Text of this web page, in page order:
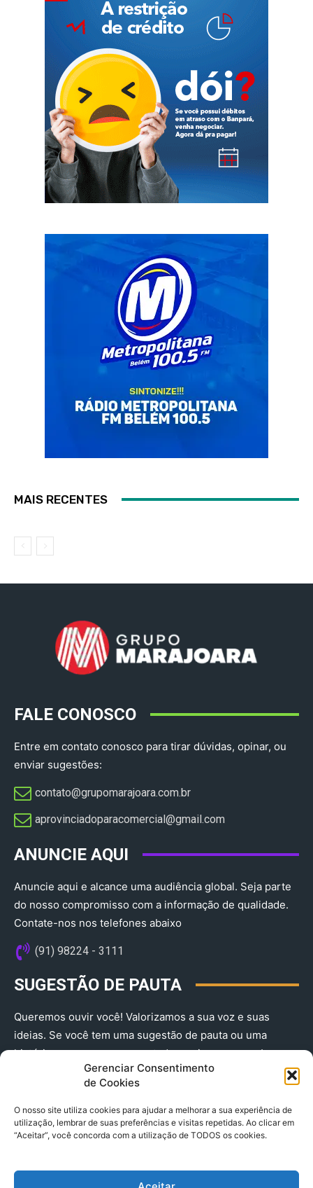
Gerenciar Consentimento
de Cookies
O nosso site utiliza cookies para ajudar a melhorar a sua experiência de
utilização, lembrar de suas preferências e visitas repetidas. Ao clicar em
“Aceitar”, você concorda com a utilização de TODOS os cookies.
MAIS RECENTES
FALE CONOSCO
Entre em contato conosco para tirar dúvidas, opinar, ou
enviar sugestões:
contato@grupomarajoara.com.br
aprovinciadoparacomercial@gmail.com​
ANUNCIE AQUI
Anuncie aqui e alcance uma audiência global. Seja parte
do nosso compromisso com a informação de qualidade.
Contate-nos nos telefones abaixo
(91) 98224 - 3111
SUGESTÃO DE PAUTA
Queremos ouvir você! Valorizamos a sua voz e suas
ideias. Se você tem uma sugestão de pauta ou uma
história que merece ser contada, envie-nos agora!
(91) 98224 - 3111